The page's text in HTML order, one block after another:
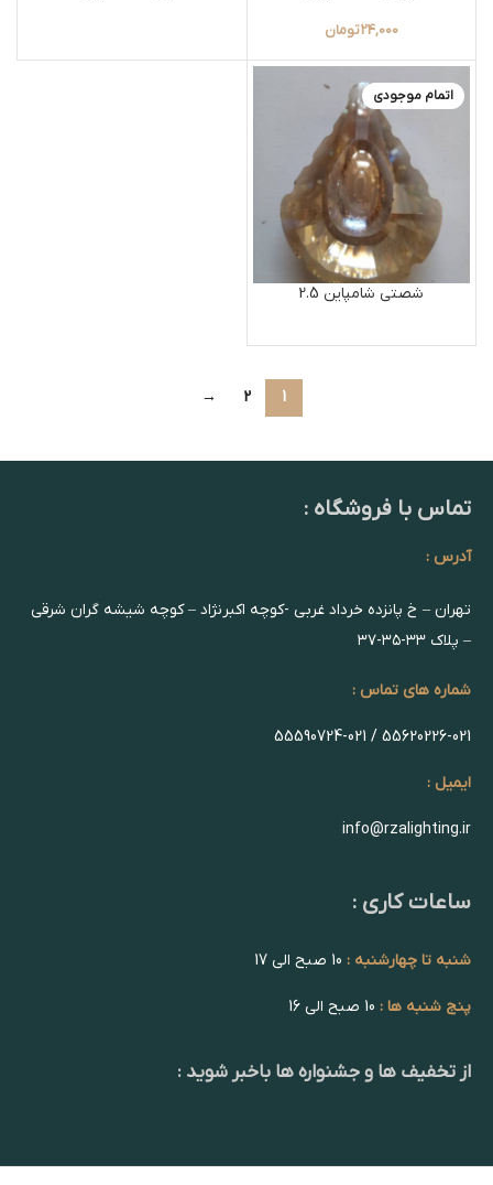
24,000تومان
اتمام موجودی
شصتی شامپاین 2.5
1
2
→
تماس با فروشگاه :
آدرس :
تهران – خ پانزده خرداد غربی -کوچه اکبرنژاد – کوچه شیشه گران شرقی
– پلاک ۳۳-۳۵-۳۷
شماره های تماس :
55620226-021 / 55590724-021
ایمیل :
info@rzalighting.ir
ساعات کاری :
شنبه تا چهارشنبه :
پنج شنبه ها :
از تخفیف ها و جشنواره ها باخبر شوید :